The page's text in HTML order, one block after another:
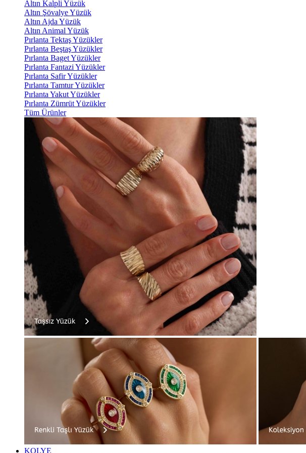
Altın Kalpli Yüzük
Altın Şövalye Yüzük
Altın Ajda Yüzük
Altın Animal Yüzük
Pırlanta Tektaş Yüzükler
Pırlanta Beştaş Yüzükler
Pırlanta Baget Yüzükler
Pırlanta Fantazi Yüzükler
Pırlanta Safir Yüzükler
Pırlanta Tamtur Yüzükler
Pırlanta Yakut Yüzükler
Pırlanta Zümrüt Yüzükler
Tüm Ürünler
KOLYE